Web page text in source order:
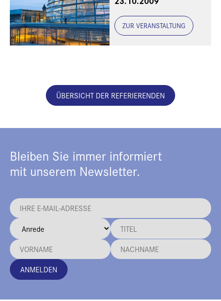
ZUR VERANSTALTUNG
ÜBERSICHT DER REFERIERENDEN
Bleiben Sie immer informiert
mit unserem Newsletter.
ANMELDEN